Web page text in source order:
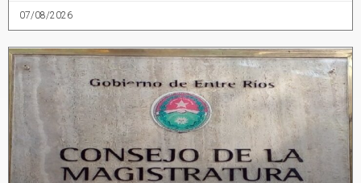
07/08/2026